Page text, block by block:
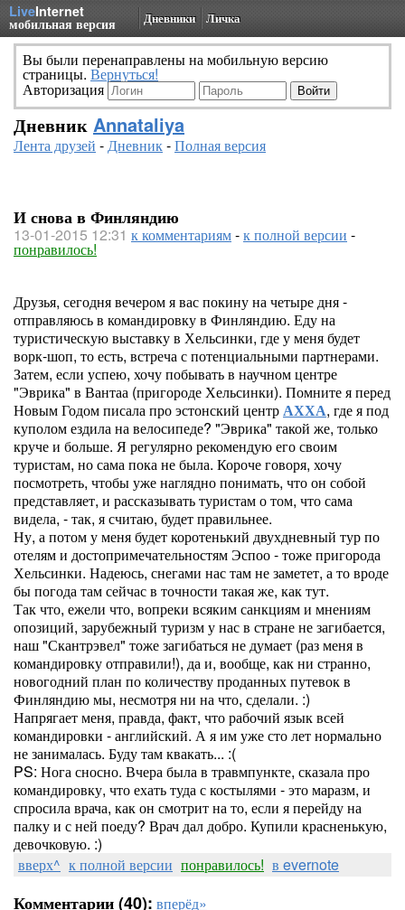
LiveInternet
мобильная версия Дневники Личка
Вы были перенаправлены на мобильную версию
страницы. Вернуться!
Авторизация
Дневник Annataliya
Лента друзей -Дневник-Полная версия
И снова в Финляндию
13-01-2015 12:31 к комментариям-к полной версии -
понравилось!
Друзья, сегодня вечером я вас покину на четыре дня -
отправляюсь в командировку в Финляндию. Еду на
туристическую выставку в Хельсинки, где у меня будет
ворк-шоп, то есть, встреча с потенциальными партнерами.
Затем, если успею, хочу побывать в научном центре
"Эврика" в Вантаа (пригороде Хельсинки). Помните я перед
Новым Годом писала про эстонский центрАХХА, где я под
куполом ездила на велосипеде? "Эврика" такой же, только
круче и больше. Я регулярно рекомендую его своим
туристам, но сама пока не была. Короче говоря, хочу
посмотреть, чтобы уже наглядно понимать, что он собой
представляет, и рассказывать туристам о том, что сама
видела, - так, я считаю, будет правильнее.
Ну, а потом у меня будет коротенький двухдневный тур по
отелям и достопримечательностям Эспоо - тоже пригорода
Хельсинки. Надеюсь, снегами нас там не заметет, а то вроде
бы погода там сейчас в точности такая же, как тут.
Так что, ежели что, вопреки всяким санкциям и мнениям
опозиций, зарубежный туризм у нас в стране не загибается,
наш "Скантрэвел" тоже загибаться не думает (раз меня в
командировку отправили!), да и, вообще, как ни странно,
новогодний план по количеству проданных путевок в
Финляндию мы, несмотря ни на что, сделали. :)
Напрягает меня, правда, факт, что рабочий язык всей
командировки - английский. А я им уже сто лет нормально
не занималась. Буду там квакать... :(
PS: Нога сносно. Вчера была в травмпункте, сказала про
командировку, что ехать туда с костылями - это маразм, и
спросила врача, как он смотрит на то, если я перейду на
палку и с ней поеду? Врач дал добро. Купили красненькую,
девочковую. :)
вверх^ к полной версии понравилось! в evernote
Комментарии (40): вперёд»